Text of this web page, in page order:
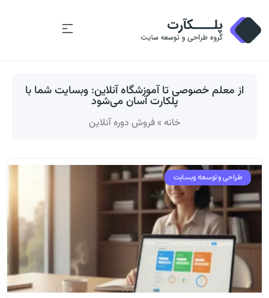
از معلم خصوصی تا آموزشگاه آنلاین: وبسایت شما با
پلکارت آسان می‌شود
خانه »فروش دوره آنلاین
طراحی و توسعه وبسایت